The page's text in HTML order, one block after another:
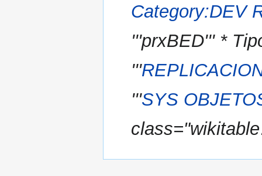
Category:DEV
'''prxBED''' *
'''
'''SYS